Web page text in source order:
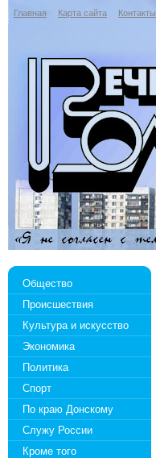
Главная Карта сайта Контакты
Общество
Происшествия
Культура и искусство
Экономика
Политика
Спорт
По краю Донскому
Служу России
Кроме того